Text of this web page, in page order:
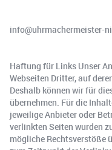
info@uhrmachermeister-
Haftung für Links Unser
Webseiten Dritter, auf
Deshalb können wir für
übernehmen. Für die
jeweilige Anbieter oder
verlinkten Seiten wurden
mögliche Rechtsverstöße